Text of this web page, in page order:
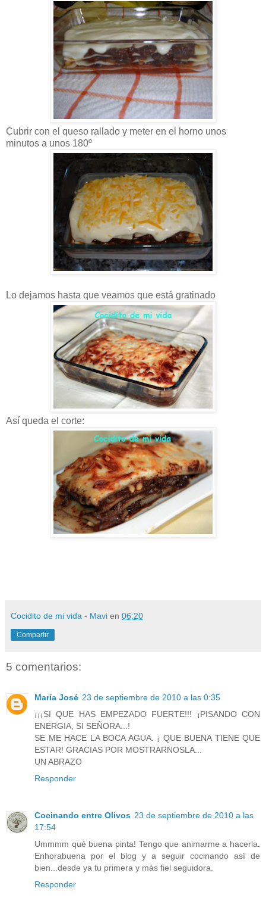
Cubrir con el queso rallado y meter en el horno unos
minutos a unos 180º
Lo dejamos hasta que veamos que está gratinado
Así queda el corte:
Cocidito de mi vida - Mavi en 06:20
Compartir
5 comentarios:
María José 23 de septiembre de 2010 a las 0:35
¡¡¡SI QUE HAS EMPEZADO FUERTE!!! ¡PISANDO CON
ENERGIA, SI SEÑORA...!
SE ME HACE LA BOCA AGUA. ¡ QUE BUENA TIENE QUE
ESTAR! GRACIAS POR MOSTRARNOSLA...
UN ABRAZO
Responder
Cocinando entre Olivos 23 de septiembre de 2010 a las
17:54
Ummmm qué buena pinta! Tengo que animarme a hacerla.
Enhorabuena por el blog y a seguir cocinando así de
bien...desde ya tu primera y más fiel seguidora.
Responder